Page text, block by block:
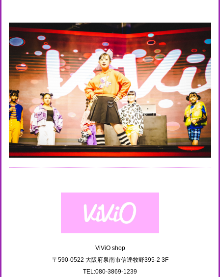
ViViO shop
〒590-0522 大阪府泉南市信達牧野395-2 3F
TEL:080-3869-1239